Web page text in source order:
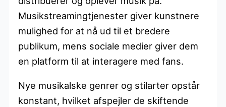
Musikstreamingtjenester giver kunstnere
mulighed for at nå ud til et bredere
publikum, mens sociale medier giver dem
en platform til at interagere med fans.
Nye musikalske genrer og stilarter opstår
konstant, hvilket afspejler de skiftende